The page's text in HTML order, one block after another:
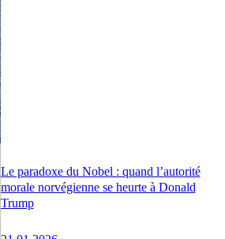
Le paradoxe du Nobel : quand l’autorité
morale norvégienne se heurte à Donald
Trump